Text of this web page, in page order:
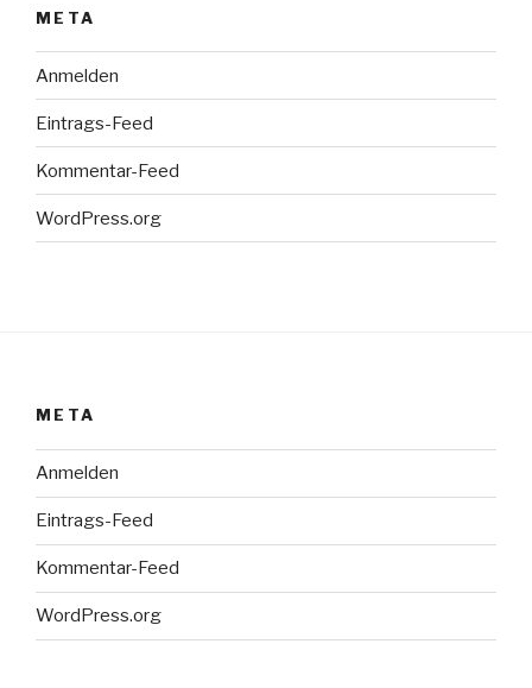
META
Anmelden
Eintrags-Feed
Kommentar-Feed
WordPress.org
META
Anmelden
Eintrags-Feed
Kommentar-Feed
WordPress.org